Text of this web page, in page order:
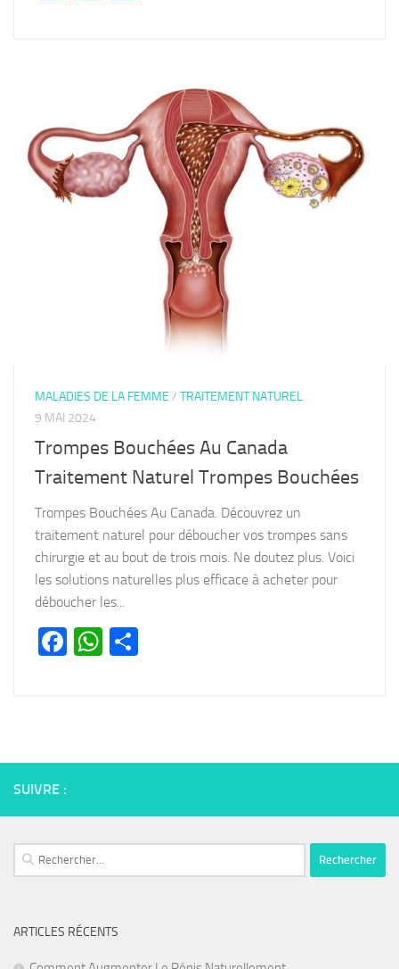
MALADIES DE LA FEMME / TRAITEMENT NATUREL
9 MAI 2024
Trompes Bouchées Au Canada
Traitement Naturel Trompes Bouchées
Trompes Bouchées Au Canada. Découvrez un
traitement naturel pour déboucher vos trompes sans
chirurgie et au bout de trois mois. Ne doutez plus. Voici
les solutions naturelles plus efficace à acheter pour
déboucher les...
Facebook
WhatsApp
SUIVRE :
Rechercher :
ARTICLES RÉCENTS